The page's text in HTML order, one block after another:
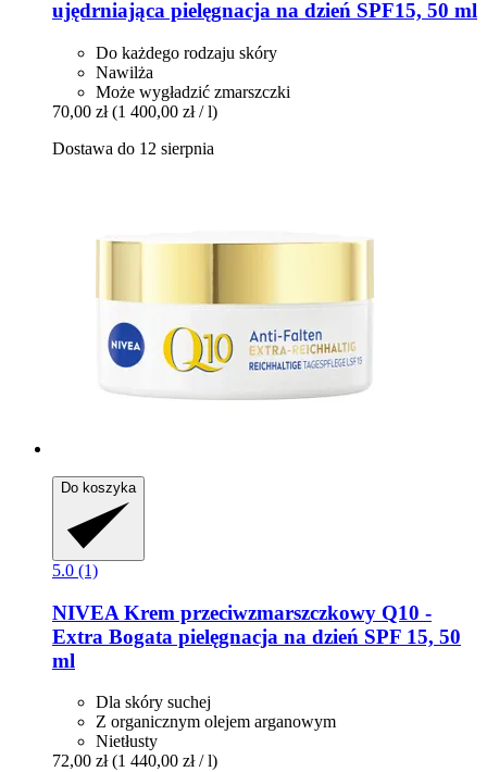
ujędrniająca pielęgnacja na dzień SPF15, 50 ml
Do każdego rodzaju skóry
Nawilża
Może wygładzić zmarszczki
70,00 zł (1 400,00 zł / l)
Dostawa do 12 sierpnia
Do koszyka
5.0 (1)
NIVEA Krem przeciwzmarszczkowy Q10 -​
Extra Bogata pielęgnacja na dzień SPF 15, 50
ml
Dla skóry suchej
Z organicznym olejem arganowym
Nietłusty
72,00 zł (1 440,00 zł / l)